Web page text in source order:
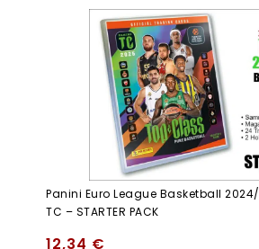
Panini Euro League Basketball
TC – STARTER PACK
12,34 €